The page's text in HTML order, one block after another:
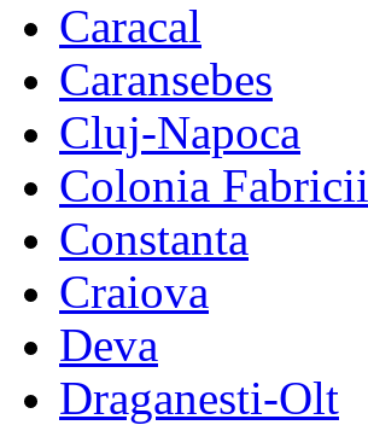
Caracal
Caransebes
Cluj-Napoca
Colonia Fabricii
Constanta
Craiova
Deva
Draganesti-Olt